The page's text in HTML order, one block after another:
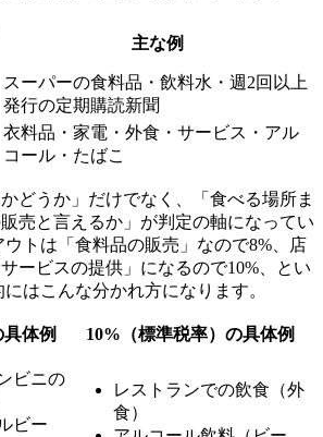
主な例
スーパーの食料品・飲料水・週2回以上
発行の定期購読新聞
衣料品・家電・外食・サービス・アル
コール・たばこ
どうか」だけでなく、「食べる場所ま
売と言えるか」が判定の軸になってい
トは「食料品の販売」なので8%、店
ービスの提供」になるので10%、とい
はこんな分かれ方になります。
体例 10%（標準税率）の具体例
ビニの
ビー
レストランでの飲食（外
食）